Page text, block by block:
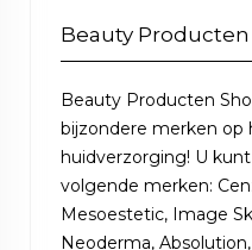
Beauty Producten
Beauty Producten
bijzondere merken op
huidverzorging! U
volgende merken:
Mesoestetic, Image
Neoderma,